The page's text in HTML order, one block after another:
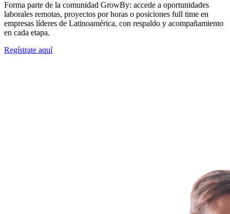
Forma parte de la comunidad GrowBy: accede a oportunidades
laborales remotas, proyectos por horas o posiciones full time en
empresas líderes de Latinoamérica, con respaldo y acompañamiento
en cada etapa.
Regístrate aquí